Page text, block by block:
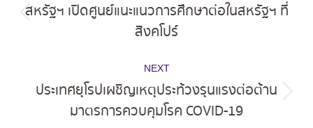
Previous
post:
สหรัฐฯ เปิดศูนย์แนะแนวการศึกษาต่อในสหรัฐฯ ที่
สิงคโปร์
NEXT
Next
post:
ประเทศยุโรปเผชิญเหตุประท้วงรุนแรงต่อต้าน
มาตรการควบคุมโรค COVID-19